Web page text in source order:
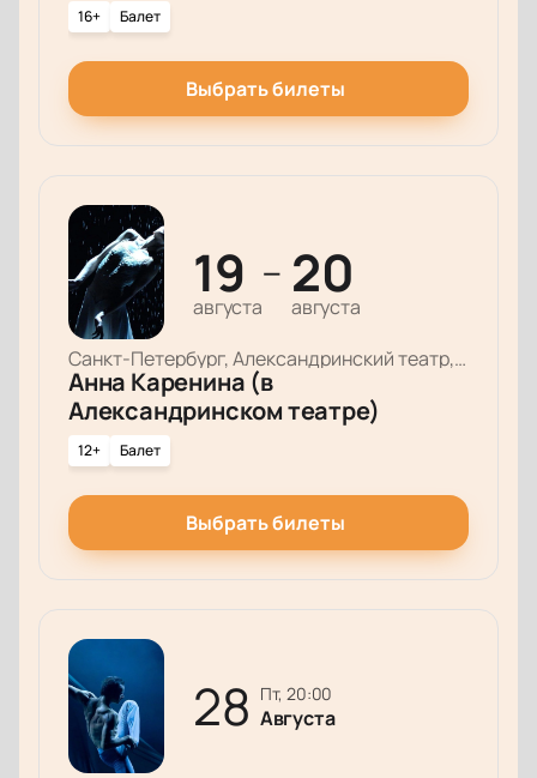
16+ Балет
Выбрать билеты
19
августа
— 20
августа
Санкт-Петербург, Александринский театр, Основная сцена
Анна Каренина (в
Александринском театре)
12+ Балет
Выбрать билеты
28 пт, 20:00
Августа